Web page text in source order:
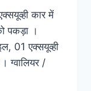
कार में
को पकड़ा ।
एक्सयूव्ही
ग्वालियर /